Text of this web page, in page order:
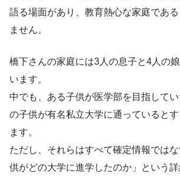
語る場面があり、教育熱心な家庭であ
ません。
橋下さんの家庭には3人の息子と4人の
います。
中でも、ある子供が医学部を目指して
の子供が有名私立大学に通っていると
ます。
ただし、それらはすべて確定情報では
供がどの大学に進学したのか」という